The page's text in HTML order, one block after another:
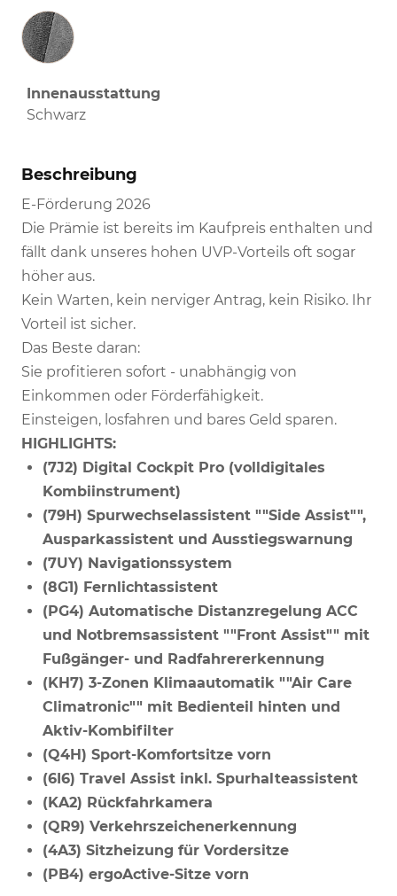
Innenausstattung
Innenausstattung
Schwarz
Beschreibung
E-Förderung 2026
Die Prämie ist bereits im Kaufpreis enthalten und
fällt dank unseres hohen UVP-Vorteils oft sogar
höher aus.
Kein Warten, kein nerviger Antrag, kein Risiko. Ihr
Vorteil ist sicher.
Das Beste daran:
Sie profitieren sofort - unabhängig von
Einkommen oder Förderfähigkeit.
Einsteigen, losfahren und bares Geld sparen.
HIGHLIGHTS:
(7J2) Digital Cockpit Pro (volldigitales
Kombiinstrument)
(79H) Spurwechselassistent ""Side Assist"",
Ausparkassistent und Ausstiegswarnung
(7UY) Navigationssystem
(8G1) Fernlichtassistent
(PG4) Automatische Distanzregelung ACC
und Notbremsassistent ""Front Assist"" mit
Fußgänger- und Radfahrererkennung
(KH7) 3-Zonen Klimaautomatik ""Air Care
Climatronic"" mit Bedienteil hinten und
Aktiv-Kombifilter
(Q4H) Sport-Komfortsitze vorn
(6I6) Travel Assist inkl. Spurhalteassistent
(KA2) Rückfahrkamera
(QR9) Verkehrszeichenerkennung
(4A3) Sitzheizung für Vordersitze
(PB4) ergoActive-Sitze vorn